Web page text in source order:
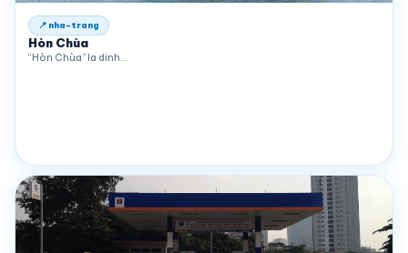
📍 nha-trang
Hòn Chùa
“Hòn Chùa” la dinh…